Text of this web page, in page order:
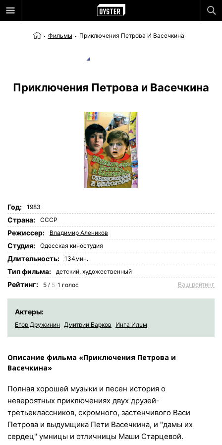
Фильмы Приключения Петрова И Васечкина
Приключения Петрова и Васечкина
Год: 1983
Страна: СССР
Режиссер: Владимир Алеников
Студия: Одесская киностудия
Длительность: 134мин.
Tип фильма: детский, художественный
Рейтинг: 5 / 5 1 голос Ваш рейтинг
Актеры:
Егор Дружинин Дмитрий Барков Инга Ильм
Описание фильма «Приключения Петрова и
Васечкина»
Полная хорошей музыки и песен история о
невероятных приключениях двух друзей-
третьеклассников, скромного, застенчивого Васи
Петрова и выдумщика Пети Васечкина, и "дамы их
сердец" умницы и отличницы Маши Старцевой.